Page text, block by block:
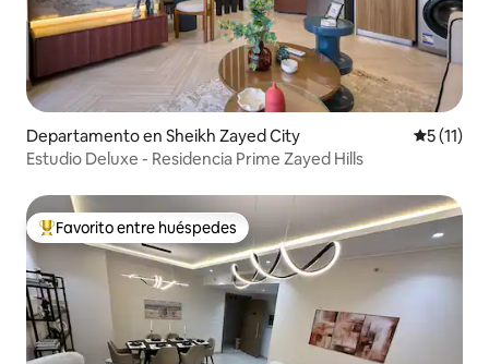
Departamento en Sheikh Zayed City
5 (11)
Estudio Deluxe - Residencia Prime Zayed Hills
De los mejores en Favorito entre huéspedes
Favorito entre huéspedes